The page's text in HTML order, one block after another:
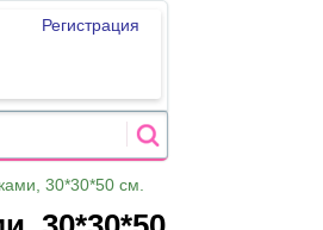
Регистрация
30*30*50 см.